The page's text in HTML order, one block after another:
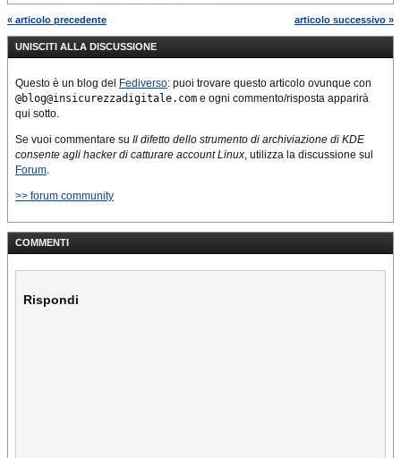
« articolo precedente articolo successivo »
UNISCITI ALLA DISCUSSIONE
Questo è un blog del Fediverso: puoi trovare questo articolo ovunque con
@blog@insicurezzadigitale.com e ogni commento/risposta apparirà
qui sotto.
Se vuoi commentare su Il difetto dello strumento di archiviazione di KDE
consente agli hacker di catturare account Linux, utilizza la discussione sul
Forum.
>> forum community
COMMENTI
Rispondi